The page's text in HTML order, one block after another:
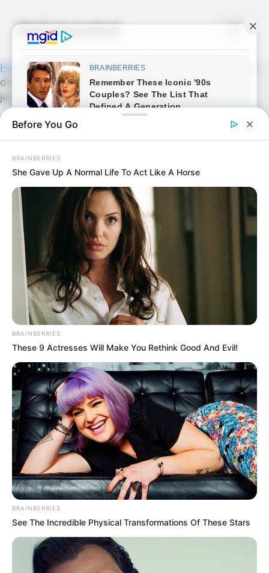
contentNoticiassalud Menu
Home»Salud»«Combate los problemas de tiroides
de forma natural: la poderosa mezcla de rábanos,
jengibre y miel»
Before You Go
BRAINBERRIES
She Gave Up A Normal Life To Act Like A Horse
BRAINBERRIES
These 9 Actresses Will Make You Rethink Good And Evil!
BRAINBERRIES
See The Incredible Physical Transformations Of These Stars